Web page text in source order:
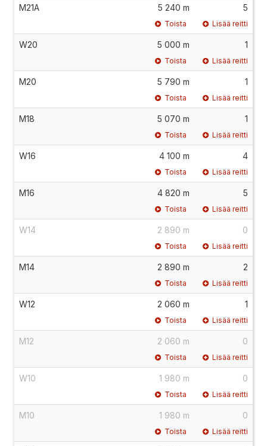
M21A 5 240 m 5
Toista Lisää reitti
W20 5 000 m 1
Toista Lisää reitti
M20 5 790 m 1
Toista Lisää reitti
M18 5 070 m 1
Toista Lisää reitti
W16 4 100 m 4
Toista Lisää reitti
M16 4 820 m 5
Toista Lisää reitti
W14 2 890 m 0
Toista Lisää reitti
M14 2 890 m 2
Toista Lisää reitti
W12 2 060 m 1
Toista Lisää reitti
M12 2 060 m 0
Toista Lisää reitti
W10 1 980 m 0
Toista Lisää reitti
M10 1 980 m 0
Toista Lisää reitti